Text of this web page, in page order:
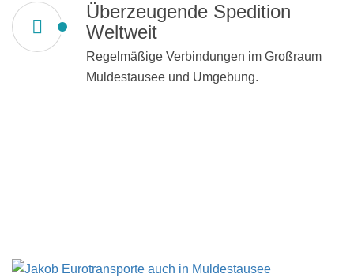
Überzeugende Spedition
Weltweit
Regelmäßige Verbindungen im Großraum
Muldestausee und Umgebung.